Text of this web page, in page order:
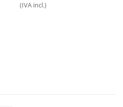
original
(IVA incl.)